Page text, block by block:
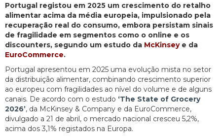
Portugal registou em 2025 um crescimento do retalho
alimentar acima da média europeia, impulsionado pela
recuperação real do consumo, embora persistam sinais
de fragilidade em segmentos como o online e os
discounters, segundo um estudo da McKinseye da
EuroCommerce.
Portugal apresentou em 2025 uma evolução mista no setor
da distribuição alimentar, combinando crescimento superior
ao europeu com fragilidades ao nível do volume e de alguns
canais. De acordo com o estudo ‘The State of Grocery
2026’, da McKinsey & Company e da EuroCommerce,
divulgado a 21 de abril, o mercado nacional cresceu 5,2%,
acima dos 3,1% registados na Europa.